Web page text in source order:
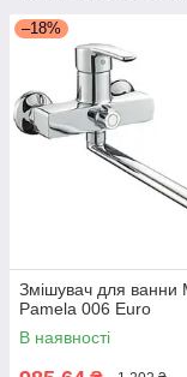
–18%
Змішувач для ванни
Pamela 006 Euro
В наявності